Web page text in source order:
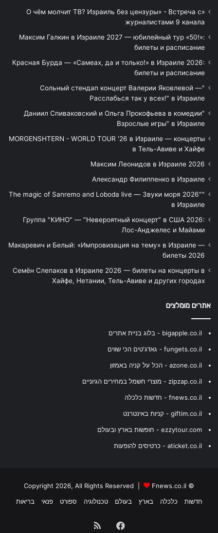
«О чём молчит ТВ? Израиль без цензуры» - Встреча с
журналистами 9 канала
Максим Галкин в Израиле 2027 — юбилейный тур «50!»:
билеты и расписание
Красная Бурда — «Самеах, да и только!» в Израиле 2026:
билеты и расписание
"Сольный стендап концерт Валерии Яковлевой —
Расслабься так у всех!" в Израиле
"Даниил Спиваковский и Ольга Прокофьева в комедии
Взрослые игры" в Израиле
MORGENSHTERN - WORLD TOUR '26 в Израиле — концерты
в Тель-Авиве и Хайфе
Максим Леонидов в Израиле 2026
Александр Филиппенко в Израиле
"The magic of Sanremo and Loboda live — Звуки моря 2026"
в Израиле
Группа "КИНО" — "Невероятный концерт" в США 2026:
Лос-Анджелес и Майами
Макаревич и Белый: «Импровизация на тему» в Израиле —
билеты 2026
Семён Слепаков в Израиле 2026 — билеты на концерты в
Хайфе, Нетании, Тель-Авиве и других городах
אתרים מומלצים
bigapple.co.il - בלוג בניית אתרים
fungets.co.il - גאדג'טים הכי שווים
azone.co.il - הכל על קניה באמזון
zipzap.co.il - מוצרי חשמל במחירים הגיוניים
fnews.co.il - חדשות כלכלה
giftim.co.il - קניות באינטרנט
ezzytour.com - חופשות בארץ ובעולם
aticket.co.il - כרטיסים להופעות
© Copyright 2026, All Rights Reserved |
Fnews.co.il
חדשות
כלכלה בארץ בעולם טכנולוגיה ספורט פנאי בריאות
Facebook